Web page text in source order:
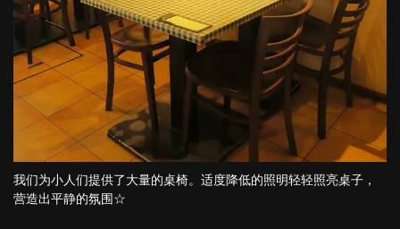
我们为小人们提供了大量的桌椅。适度降低的照明轻轻照亮桌子，
营造出平静的氛围☆